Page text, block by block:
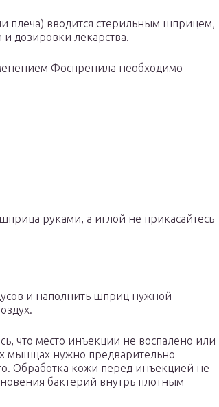
вводится стерильным шприцем,
дозировки лекарства.
Фоспренила необходимо
руками, а иглой не прикасайтесь
и наполнить шприц нужной
что место инъекции не воспалено или
мышцах нужно предварительно
Обработка кожи перед инъекцией не
бактерий внутрь плотным